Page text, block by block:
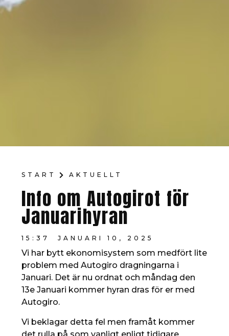
START AKTUELLT
Info om Autogirot för
Januarihyran
15:37 JANUARI 10, 2025
Vi har bytt ekonomisystem som medfört lite
problem med Autogiro dragningarna i
Januari. Det är nu ordnat och måndag den
13e Januari kommer hyran dras för er med
Autogiro.
Vi beklagar detta fel men framåt kommer